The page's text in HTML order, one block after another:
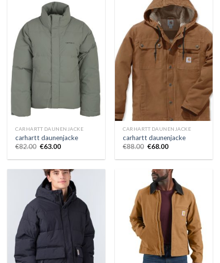
CARHARTT DAUNENJACKE
carhartt daunenjacke
€82.00 €63.00
CARHARTT DAUNENJACKE
carhartt daunenjacke
€88.00 €68.00